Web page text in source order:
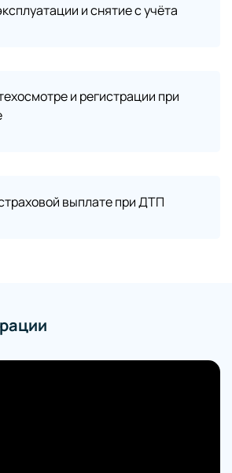
и снятие с учёта
и регистрации при
выплате при ДТП